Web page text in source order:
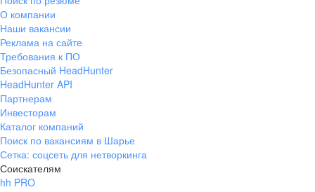
О компании
Наши вакансии
Реклама на сайте
Требования к ПО
Безопасный HeadHunter
HeadHunter API
Партнерам
Инвесторам
Каталог компаний
Поиск по вакансиям в Шарье
Сетка: соцсеть для нетворкинга
Соискателям
hh PRO